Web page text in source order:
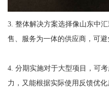
3. 整体解决方案选择像山东中
售、服务为一体的供应商，可避
4. 分期实施对于大型项目，可
力，又能根据实际使用反馈优化